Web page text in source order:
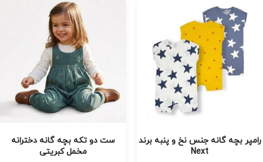
رامپر بچه گانه جنس نخ و پنبه برند
Next
ست دو تکه بچه گانه دخترانه
مخمل کبریتی